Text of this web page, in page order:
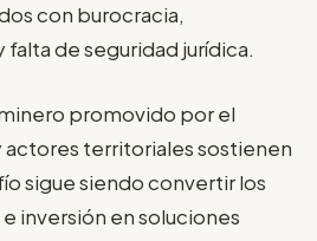
con burocracia,
de seguridad jurídica.
promovido por el
actores territoriales sostienen
sigue siendo convertir los
inversión en soluciones